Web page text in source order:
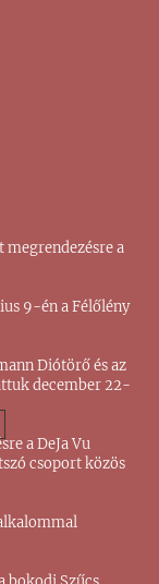
a
9-én a Félőlény
Diótörő és az
december 22-
a DeJa Vu
csoport közös